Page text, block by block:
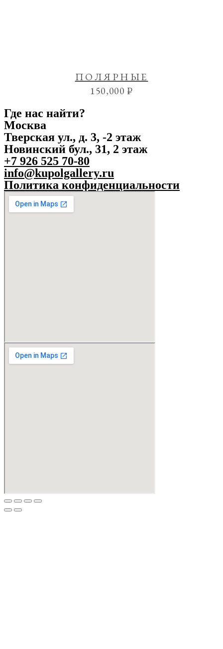
ПОЛЯРНЫЕ
150,000₽
Где нас найти?
Москва
Тверская ул., д. 3, -2 этаж
Новинский бул., 31, 2 этаж
+7 926 525 70-80
info@kupolgallery.ru
Политика конфиденциальности